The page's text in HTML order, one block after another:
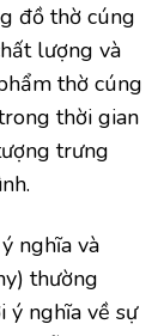
đồ thờ cúng
lượng và
thờ cúng
thời gian
trưng
nghĩa và
thường
ý nghĩa về sự